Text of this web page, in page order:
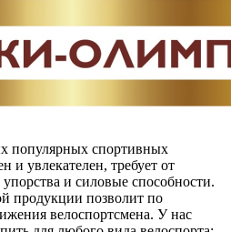
популярных спортивных
и увлекателен, требует от
и силовые способности.
продукции позволит по
велоспортсмена. У нас